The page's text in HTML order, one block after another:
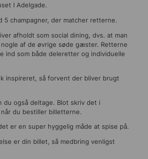
I Adelgade.
5 champagner, der matcher retterne.
afholdt som social dining, dvs. at man
af de øvrige søde gæster. Retterne
ind som både deleretter og individuelle
inspireret, så forvent der bliver brugt
du også deltage. Blot skriv det i
du bestiller billetterne.
er en super hyggelig måde at spise på.
er din billet, så medbring venligst